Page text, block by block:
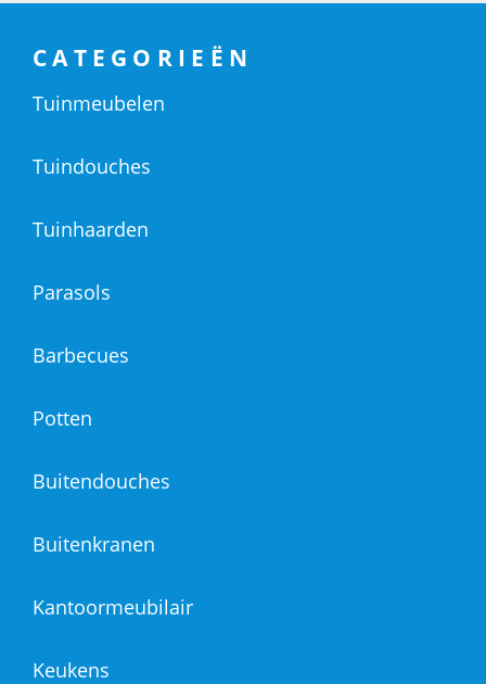
CATEGORIEËN
Tuinmeubelen
Tuindouches
Tuinhaarden
Parasols
Barbecues
Potten
Buitendouches
Buitenkranen
Kantoormeubilair
Keukens